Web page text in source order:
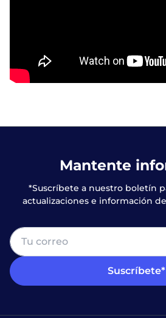
Mantente
*Suscríbete a nuestro boletín
actualizaciones e información
Suscríbete*